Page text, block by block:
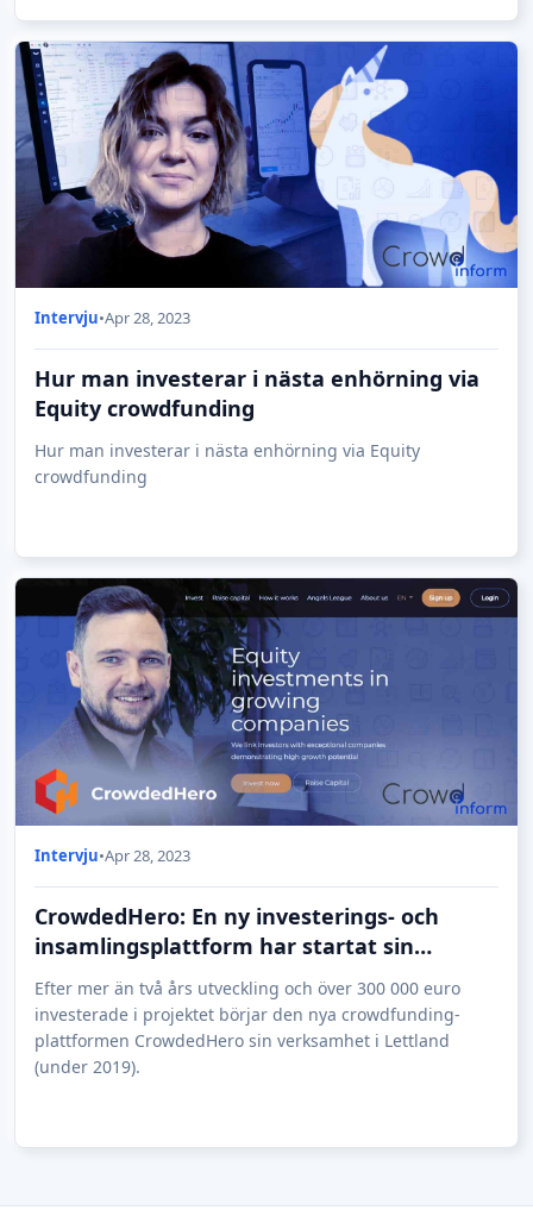
Intervju•Apr 28, 2023
Hur man investerar i nästa enhörning via
Equity crowdfunding
Hur man investerar i nästa enhörning via Equity
crowdfunding
Intervju•Apr 28, 2023
CrowdedHero: En ny investerings- och
insamlingsplattform har startat sin
verksamhet i Lettland
Efter mer än två års utveckling och över 300 000 euro
investerade i projektet börjar den nya crowdfunding-
plattformen CrowdedHero sin verksamhet i Lettland
(under 2019).